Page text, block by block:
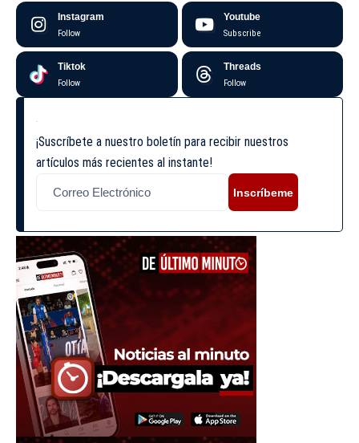
Instagram
Follow
Youtube
Subscribe
Tiktok
Follow
Threads
Follow
¡Suscríbete a nuestro boletín para recibir nuestros
artículos más recientes al instante!
Inscríbeme